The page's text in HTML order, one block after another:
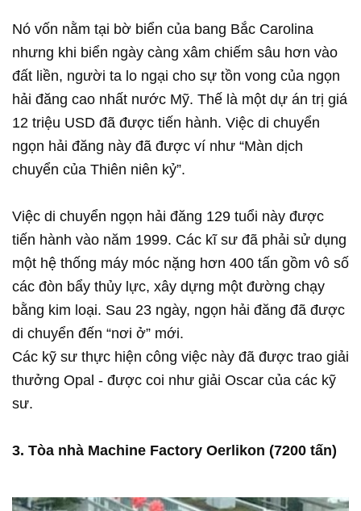
Nó vốn nằm tại bờ biển của bang Bắc Carolina
nhưng khi biển ngày càng xâm chiếm sâu hơn vào
đất liền, người ta lo ngại cho sự tồn vong của ngọn
hải đăng cao nhất nước Mỹ. Thế là một dự án trị giá
12 triệu USD đã được tiến hành. Việc di chuyển
ngọn hải đăng này đã được ví như “Màn dịch
chuyển của Thiên niên kỷ”.
Việc di chuyển ngọn hải đăng 129 tuổi này được
tiến hành vào năm 1999. Các kĩ sư đã phải sử dụng
một hệ thống máy móc nặng hơn 400 tấn gồm vô số
các đòn bẩy thủy lực, xây dựng một đường chạy
bằng kim loại. Sau 23 ngày, ngọn hải đăng đã được
di chuyển đến “nơi ở” mới.
Các kỹ sư thực hiện công việc này đã được trao giải
thưởng Opal - được coi như giải Oscar của các kỹ
sư.
3. Tòa nhà Machine Factory Oerlikon (7200 tấn)